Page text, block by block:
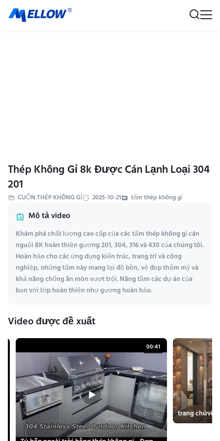
Thép Không Gỉ 8k Được Cán Lạnh Loại 304
201
CUỘN THÉP KHÔNG GỈ 2025-10-21 tấm thép không gỉ
Mô tả video
Khám phá chất lượng cao cấp của các tấm thép không gỉ cán
nguội 8K hoàn thiện gương 201, 304, 316 và 430 của chúng tôi.
Hoàn hảo cho các ứng dụng kiến trúc, trang trí và công
nghiệp, những tấm này mang lại độ bền, vẻ đẹp thẩm mỹ và
khả năng chống ăn mòn vượt trội. Nâng tầm các dự án của
bạn với lớp hoàn thiện như gương hoàn hảo.
Video được đề xuất
00:41
trang